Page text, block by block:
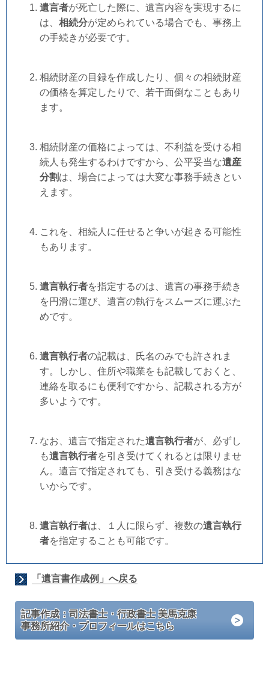
遺言者が死亡した際に、遺言内容を実現するに
は、 相続分が定められている場合でも、事務上
の手続きが必要です。
相続財産の目録を作成したり、個々の相続財産
の価格を算定したりで、若干面倒なこともあり
ます。
相続財産の価格によっては、不利益を受ける相
続人も発生するわけですから、公平妥当な遺産
分割は、場合によっては大変な事務手続きとい
えます。
これを、相続人に任せると争いが起きる可能性
もあります。
遺言執行者を指定するのは、遺言の事務手続き
を円滑に運び、遺言の執行をスムーズに運ぶた
めです。
遺言執行者の記載は、氏名のみでも許されま
す。しかし、住所や職業をも記載しておくと、
連絡を取るにも便利ですから、記載される方が
多いようです。
なお、遺言で指定された遺言執行者が、必ずし
も遺言執行者を引き受けてくれるとは限りませ
ん。遺言で指定されても、引き受ける義務はな
いからです。
遺言執行者は、１人に限らず、複数の遺言執行
者を指定することも可能です。
「遺言書作成例」へ戻る
記事作成：司法書士・行政書士 美馬克康
事務所紹介・プロフィールはこちら